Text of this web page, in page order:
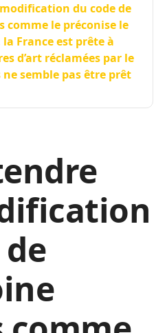
du code de
le préconise le
France est prête à
d’art réclamées par le
semble pas être prêt